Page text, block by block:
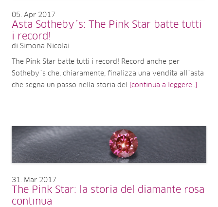
05 Apr 2017
Asta Sotheby´s: The Pink Star batte tutti
i record!
di Simona Nicolai
The Pink Star batte tutti i record! Record anche per
Sotheby´s che, chiaramente, finalizza una vendita all´asta
che segna un passo nella storia del
[continua a leggere..]
31 Mar 2017
The Pink Star: la storia del diamante rosa
continua